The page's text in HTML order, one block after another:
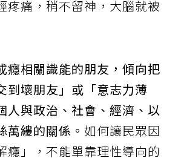
疼痛，稍不留神，大腦就被
癮相關識能的朋友，傾向把
到壞朋友」或「意志力薄
人與政治、社會、經濟、以
萬縷的關係。 如何讓民眾因
癮」，不能單靠理性導向的